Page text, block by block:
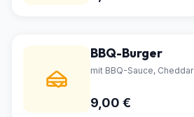
BBQ-Burger
mit BBQ-Sauce, Cheddar
9,00 €